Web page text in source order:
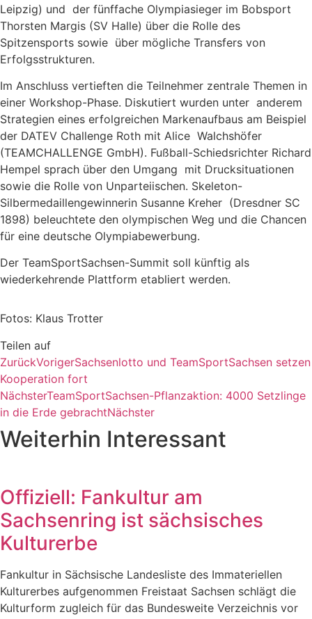
Leipzig) und der fünffache Olympiasieger im Bobsport
Thorsten Margis (SV Halle) über die Rolle des
Spitzensports sowie über mögliche Transfers von
Erfolgsstrukturen.
Im Anschluss vertieften die Teilnehmer zentrale Themen in
einer Workshop-Phase. Diskutiert wurden unter anderem
Strategien eines erfolgreichen Markenaufbaus am Beispiel
der DATEV Challenge Roth mit Alice Walchshöfer
(TEAMCHALLENGE GmbH). Fußball-Schiedsrichter Richard
Hempel sprach über den Umgang mit Drucksituationen
sowie die Rolle von Unparteiischen. Skeleton-
Silbermedaillengewinnerin Susanne Kreher (Dresdner SC
1898) beleuchtete den olympischen Weg und die Chancen
für eine deutsche Olympiabewerbung.
Der TeamSportSachsen-Summit soll künftig als
wiederkehrende Plattform etabliert werden.
Fotos: Klaus Trotter
Teilen auf
ZurückVorigerSachsenlotto und TeamSportSachsen setzen
Kooperation fort
NächsterTeamSportSachsen-Pflanzaktion: 4000 Setzlinge
in die Erde gebrachtNächster
Weiterhin Interessant
Offiziell: Fankultur am
Sachsenring ist sächsisches
Kulturerbe
Fankultur in Sächsische Landesliste des Immateriellen
Kulturerbes aufgenommen Freistaat Sachsen schlägt die
Kulturform zugleich für das Bundesweite Verzeichnis vor